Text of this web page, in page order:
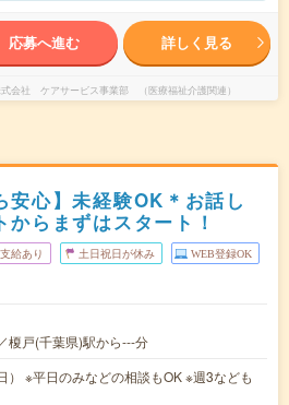
応募へ進む 詳しく見る
会社 ケアサービス事業部 （医療福祉介護関連）
安心】未経験OK＊お話し
らまずはスタート！
給あり 土日祝日が休み WEB登録OK
榎戸(千葉県)駅から---分
） ※平日のみなどの相談もOK ※週3なども